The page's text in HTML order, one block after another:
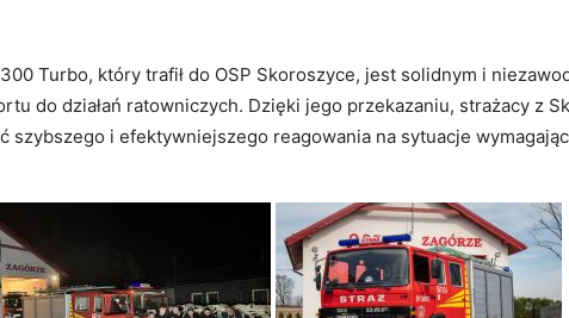
Turbo, który trafił do OSP Skoroszyce, jest solidnym i
do działań ratowniczych. Dzięki jego przekazaniu, strażacy z
szybszego i efektywniejszego reagowania na sytuacje